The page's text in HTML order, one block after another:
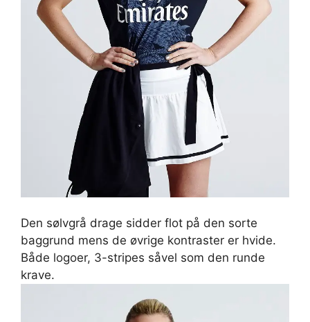
Den sølvgrå drage sidder flot på den sorte
baggrund mens de øvrige kontraster er hvide.
Både logoer, 3-stripes såvel som den runde
krave.